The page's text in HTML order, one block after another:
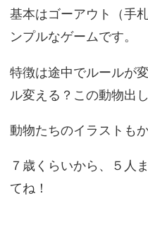
基本はゴーアウト（手
ンプルなゲームです。
特徴は途中でルールが
ル変える？この動物出
動物たちのイラストもか
７歳くらいから、５人
てね！